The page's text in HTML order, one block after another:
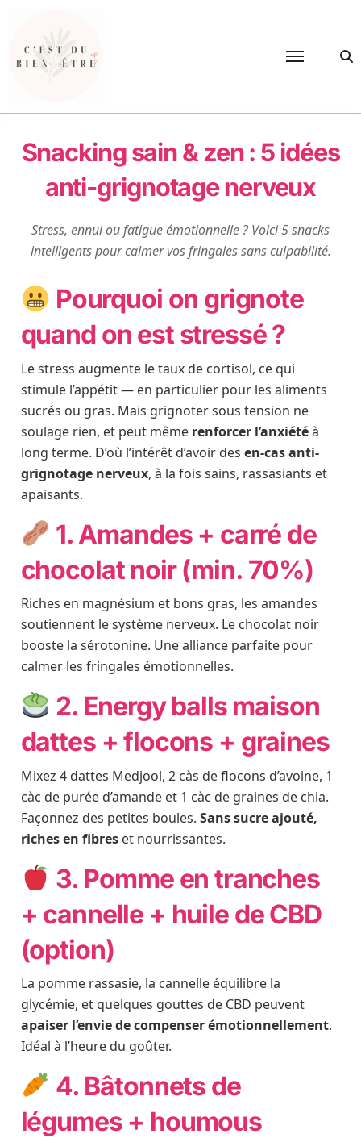
contenu
Snacking sain & zen : 5 idées
anti-grignotage nerveux
Stress, ennui ou fatigue émotionnelle ? Voici 5 snacks
intelligents pour calmer vos fringales sans culpabilité.
Pourquoi on grignote
quand on est stressé ?
Le stress augmente le taux de cortisol, ce qui
stimule l’appétit — en particulier pour les aliments
sucrés ou gras. Mais grignoter sous tension ne
soulage rien, et peut même renforcer l’anxiétéà
long terme. D’où l’intérêt d’avoir des en-cas anti-
grignotage nerveux, à la fois sains, rassasiants et
apaisants.
1. Amandes + carré de
chocolat noir (min. 70%)
Riches en magnésium et bons gras, les amandes
soutiennent le système nerveux. Le chocolat noir
booste la sérotonine. Une alliance parfaite pour
calmer les fringales émotionnelles.
2. Energy balls maison
dattes + flocons + graines
Mixez 4 dattes Medjool, 2 càs de flocons d’avoine, 1
càc de purée d’amande et 1 càc de graines de chia.
Façonnez des petites boules. Sans sucre ajouté,
riches en fibreset nourrissantes.
3. Pomme en tranches
+ cannelle + huile de CBD
(option)
La pomme rassasie, la cannelle équilibre la
glycémie, et quelques gouttes de CBD peuvent
apaiser l’envie de compenser émotionnellement.
Idéal à l’heure du goûter.
4. Bâtonnets de
légumes + houmous